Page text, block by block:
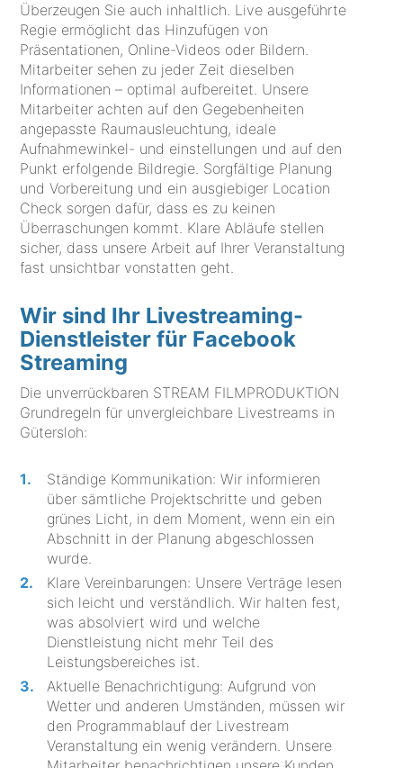
Überzeugen Sie auch inhaltlich. Live ausgeführte
Regie ermöglicht das Hinzufügen von
Präsentationen, Online-Videos oder Bildern.
Mitarbeiter sehen zu jeder Zeit dieselben
Informationen – optimal aufbereitet. Unsere
Mitarbeiter achten auf den Gegebenheiten
angepasste Raumausleuchtung, ideale
Aufnahmewinkel- und einstellungen und auf den
Punkt erfolgende Bildregie. Sorgfältige Planung
und Vorbereitung und ein ausgiebiger Location
Check sorgen dafür, dass es zu keinen
Überraschungen kommt. Klare Abläufe stellen
sicher, dass unsere Arbeit auf Ihrer Veranstaltung
fast unsichtbar vonstatten geht.
Wir sind Ihr Livestreaming-
Dienstleister für Facebook
Streaming
Die unverrückbaren STREAM FILMPRODUKTION
Grundregeln für unvergleichbare Livestreams in
Gütersloh:
Ständige Kommunikation: Wir informieren
über sämtliche Projektschritte und geben
grünes Licht, in dem Moment, wenn ein ein
Abschnitt in der Planung abgeschlossen
wurde.
Klare Vereinbarungen: Unsere Verträge lesen
sich leicht und verständlich. Wir halten fest,
was absolviert wird und welche
Dienstleistung nicht mehr Teil des
Leistungsbereiches ist.
Aktuelle Benachrichtigung: Aufgrund von
Wetter und anderen Umständen, müssen wir
den Programmablauf der Livestream
Veranstaltung ein wenig verändern. Unsere